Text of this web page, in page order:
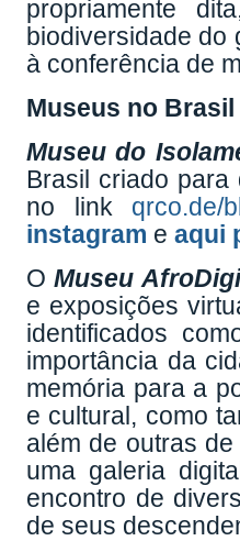
propriamente
biodiversidade do
à conferência de
Museus no Brasil
Museu do
Brasil criado
no link qrco.de/
instagram eaqui
OMuseu
e exposições
identificados
importância da
memória para a
e cultural, como
além de outras
uma galeria
encontro de
de seus